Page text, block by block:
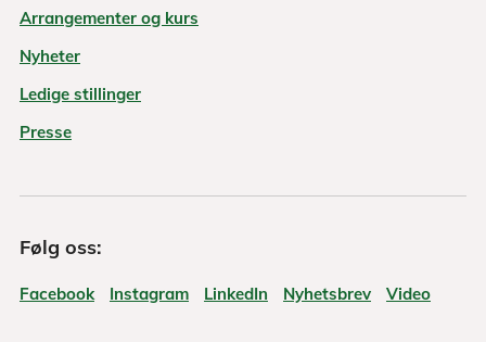
Arrangementer og kurs
Nyheter
Ledige stillinger
Presse
Følg oss:
Facebook Instagram LinkedIn Nyhetsbrev Video